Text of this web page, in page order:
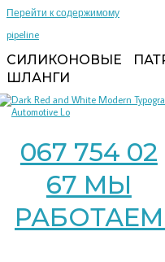
Перейти к содержимому
pipeline
СИЛИКОНОВЫЕ
ШЛАНГИ
067 754 02
67 МЫ